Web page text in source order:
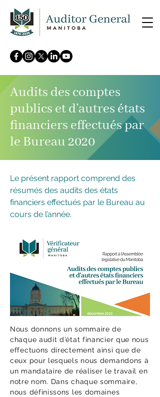
Audits des comptes
publics et d’autres états
financiers effectués par
le Bureau 2020
Le présent rapport comprend des
résumés des audits des états
financiers effectués par le Bureau au
cours de l’année.
Nous donnons un sommaire de
chaque audit d’état financier que nous
effectuons directement ainsi que de
ceux pour lesquels nous demandons à
un mandataire de réaliser le travail en
notre nom. Dans chaque sommaire,
nous définissons les domaines